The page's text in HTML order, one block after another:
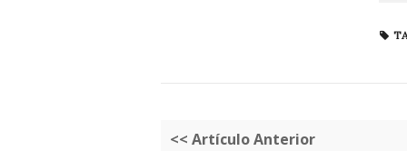
<< Artículo Anterior